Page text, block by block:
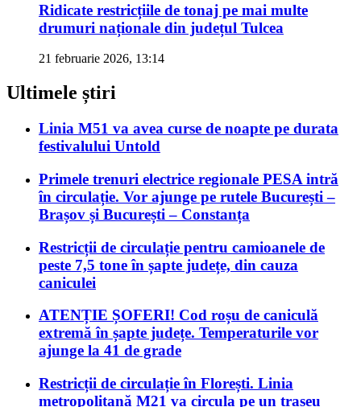
Ridicate restricțiile de tonaj pe mai multe
drumuri naționale din județul Tulcea
21 februarie 2026, 13:14
Ultimele știri
Linia M51 va avea curse de noapte pe durata
festivalului Untold
Primele trenuri electrice regionale PESA intră
în circulație. Vor ajunge pe rutele București –
Brașov și București – Constanța
Restricții de circulație pentru camioanele de
peste 7,5 tone în șapte județe, din cauza
caniculei
ATENȚIE ȘOFERI! Cod roșu de caniculă
extremă în șapte județe. Temperaturile vor
ajunge la 41 de grade
Restricții de circulație în Florești. Linia
metropolitană M21 va circula pe un traseu